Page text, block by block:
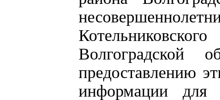
предоставлению
информации для